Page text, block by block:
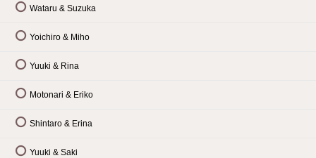
Wataru & Suzuka
Yoichiro & Miho
Yuuki & Rina
Motonari & Eriko
Shintaro & Erina
Yuuki & Saki